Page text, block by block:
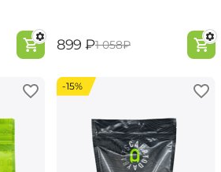
‍899‍ ₽‍1 058‍₽
-15%